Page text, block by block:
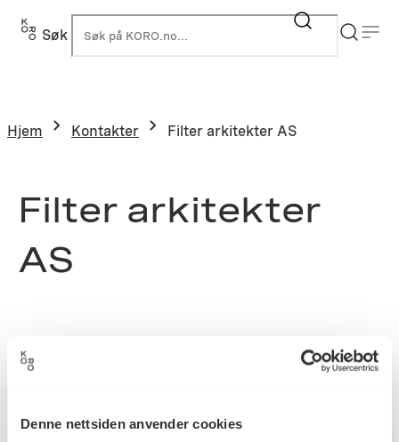
Denne nettsiden anvender cookies
Søk
Hjem Kontakter Filter arkitekter AS
Filter arkitekter
AS